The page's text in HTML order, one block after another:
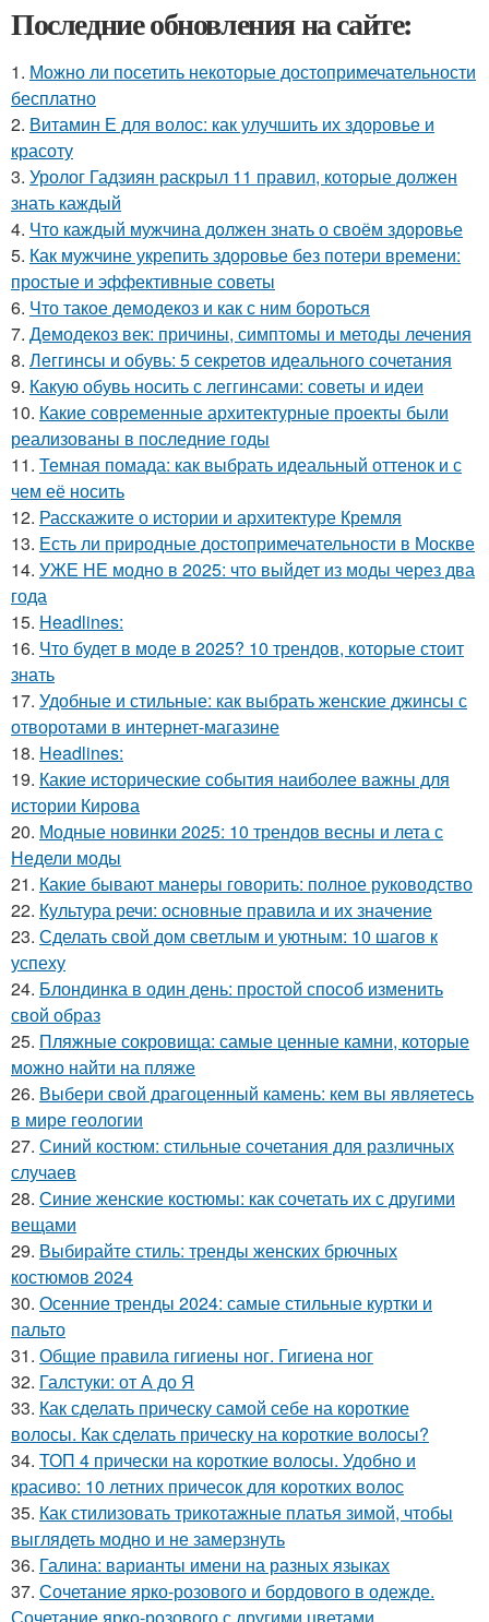
Последние обновления на сайте:
1. Можно ли посетить некоторые достопримечательности
бесплатно
2. Витамин Е для волос: как улучшить их здоровье и
красоту
3. Уролог Гадзиян раскрыл 11 правил, которые должен
знать каждый
4. Что каждый мужчина должен знать о своём здоровье
5. Как мужчине укрепить здоровье без потери времени:
простые и эффективные советы
6. Что такое демодекоз и как с ним бороться
7. Демодекоз век: причины, симптомы и методы лечения
8. Леггинсы и обувь: 5 секретов идеального сочетания
9. Какую обувь носить с леггинсами: советы и идеи
10. Какие современные архитектурные проекты были
реализованы в последние годы
11. Темная помада: как выбрать идеальный оттенок и с
чем её носить
12. Расскажите о истории и архитектуре Кремля
13. Есть ли природные достопримечательности в Москве
14. УЖЕ НЕ модно в 2025: что выйдет из моды через два
года
15. Headlines:
16. Что будет в моде в 2025? 10 трендов, которые стоит
знать
17. Удобные и стильные: как выбрать женские джинсы с
отворотами в интернет-магазине
18. Headlines:
19. Какие исторические события наиболее важны для
истории Кирова
20. Модные новинки 2025: 10 трендов весны и лета с
Недели моды
21. Какие бывают манеры говорить: полное руководство
22. Культура речи: основные правила и их значение
23. Сделать свой дом светлым и уютным: 10 шагов к
успеху
24. Блондинка в один день: простой способ изменить
свой образ
25. Пляжные сокровища: самые ценные камни, которые
можно найти на пляже
26. Выбери свой драгоценный камень: кем вы являетесь
в мире геологии
27. Синий костюм: стильные сочетания для различных
случаев
28. Синие женские костюмы: как сочетать их с другими
вещами
29. Выбирайте стиль: тренды женских брючных
костюмов 2024
30. Осенние тренды 2024: самые стильные куртки и
пальто
31. Общие правила гигиены ног. Гигиена ног
32. Галстуки: от А до Я
33. Как сделать прическу самой себе на короткие
волосы. Как сделать прическу на короткие волосы?
34. ТОП 4 прически на короткие волосы. Удобно и
красиво: 10 летних причесок для коротких волос
35. Как стилизовать трикотажные платья зимой, чтобы
выглядеть модно и не замерзнуть
36. Галина: варианты имени на разных языках
37. Сочетание ярко-розового и бордового в одежде.